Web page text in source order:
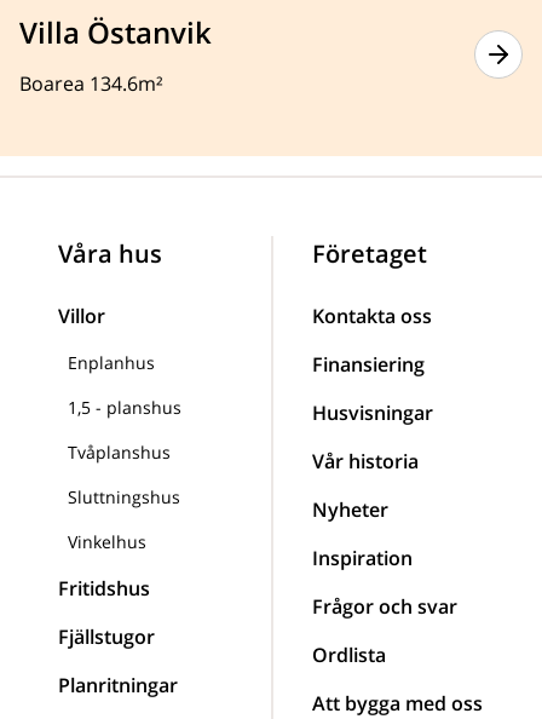
Villa Östanvik
Boarea 134.6m²
Våra hus
Villor
Enplanhus
1,5 - planshus
Tvåplanshus
Sluttningshus
Vinkelhus
Fritidshus
Fjällstugor
Planritningar
Företaget
Kontakta oss
Finansiering
Husvisningar
Vår historia
Nyheter
Inspiration
Frågor och svar
Ordlista
Att bygga med oss